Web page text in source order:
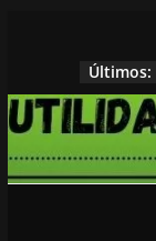
conteúdo
Últimos: